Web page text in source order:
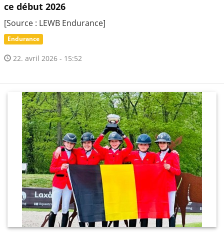
ce début 2026
[Source : LEWB Endurance]
Endurance
22. avril 2026 - 15:52